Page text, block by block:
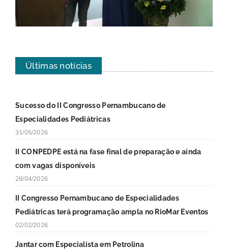
Últimas notícias
Sucesso do II Congresso Pernambucano de
Especialidades Pediátricas
31/05/2026
II CONPEDPE está na fase final de preparação e ainda
com vagas disponíveis
28/04/2026
II Congresso Pernambucano de Especialidades
Pediátricas terá programação ampla no RioMar Eventos
02/02/2026
Jantar com Especialista em Petrolina